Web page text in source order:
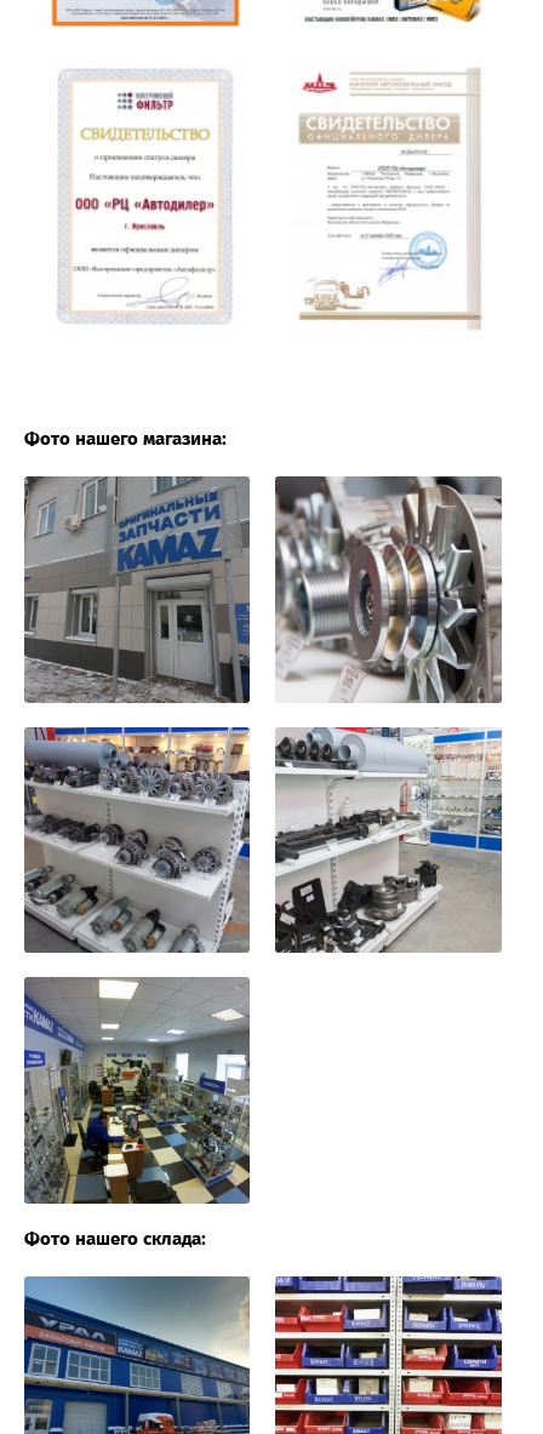
Фото нашего магазина:
Фото нашего склада: